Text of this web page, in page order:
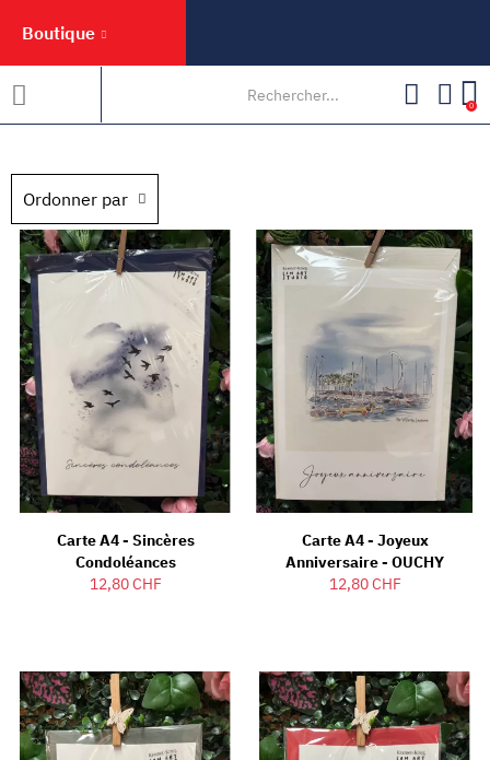
Boutique
0
Ordonner par
Carte A4 - Sincères
Condoléances
12,80 CHF
Carte A4 - Joyeux
Anniversaire - OUCHY
12,80 CHF